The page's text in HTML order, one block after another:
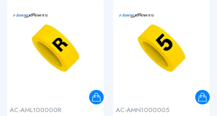
AC-AML100000R AC-AMN1000005